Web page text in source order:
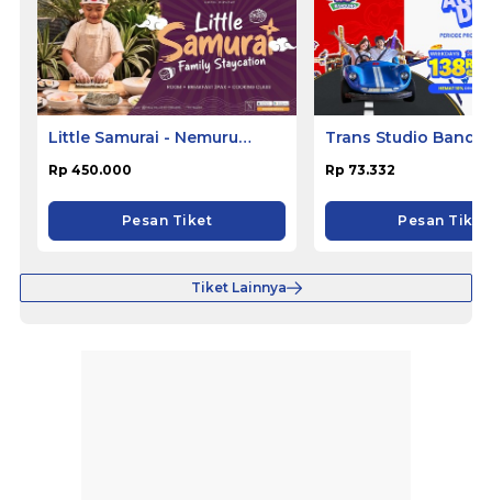
Little Samurai - Nemuru
Rp 450.000
Pesan Tiket
Trans Studio
Rp 73.332
Pesan Tiket
Tiket Lainnya